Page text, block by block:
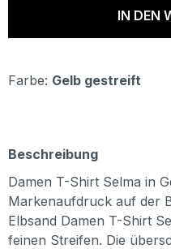
IN DEN
Farbe: Gelb gestreift
Beschreibung
Damen T-Shirt Selma in
Markenaufdruck auf der
Elbsand Damen T-Shirt
feinen Streifen. Die